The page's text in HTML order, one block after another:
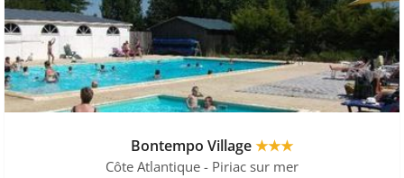
Bontempo Village★★★
Côte Atlantique - Piriac sur mer